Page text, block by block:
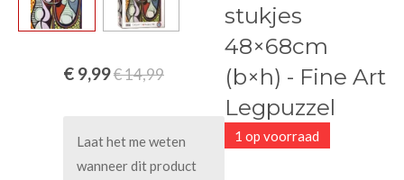
stukjes
48×68cm
(b×h) - Fine Art
Legpuzzel
1 op voorraad
€ 9,99€ 14,99
Laat het me weten
wanneer dit product